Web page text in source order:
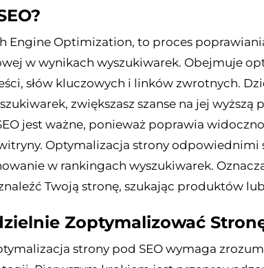
Engine Optimization, to proces
w wynikach wyszukiwarek. Obejmuje
słów kluczowych i linków zwrotnych.
zwiększasz szanse na jej wyższą
jest ważne, ponieważ poprawia
Optymalizacja strony odpowiednimi
w rankingach wyszukiwarek.
Twoją stronę, szukając produktów
Zoptymalizować
strony pod SEO wymaga